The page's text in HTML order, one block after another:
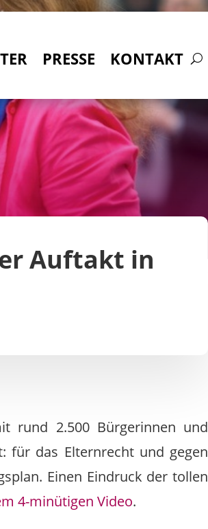
PRESSE KONTAKT
Auftakt in
rund 2.500 Bürgerinnen und
für das Elternrecht und gegen
Einen Eindruck der tollen
4-minütigen Video.